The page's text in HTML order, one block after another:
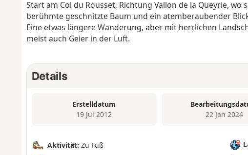
Start am Col du Rousset, Richtung Vallon de la Queyrie,
berühmte geschnitzte Baum und ein atemberaubender
Eine etwas längere Wanderung, aber mit herrlichen
meist auch Geier in der Luft.
Details
Erstelldatum
19 Jul 2012
22 Jan 2024
Aktivität: Zu Fuß